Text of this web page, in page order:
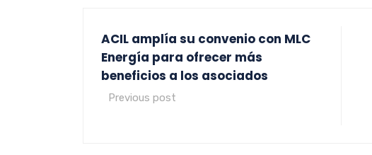
ACIL amplía su convenio con MLC
Energía para ofrecer más
beneficios a los asociados
Previous post